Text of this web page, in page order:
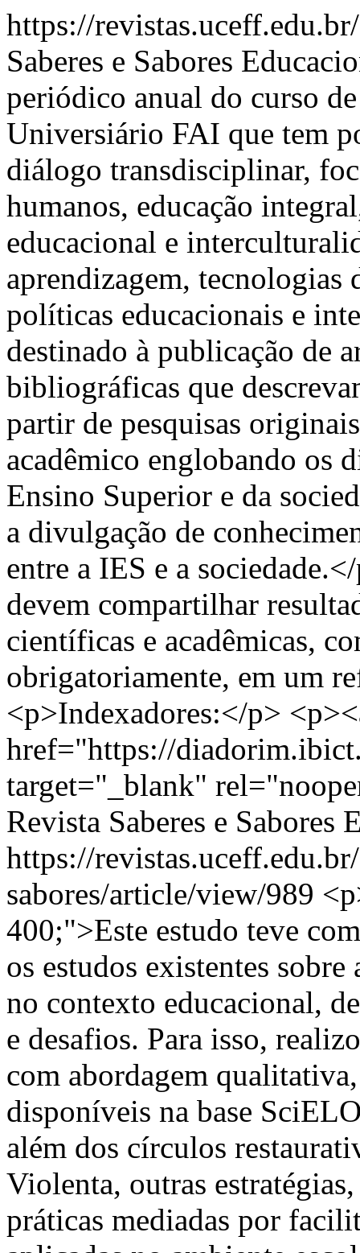
https://
Saberes e Sabores
periódico anual do curso
Universiário FAI que tem
diálogo transdisciplinar,
humanos, educação
educacional e
aprendizagem, tecnologias
políticas educacionais e
destinado à publicação de
bibliográficas que
partir de pesquisas
acadêmico englobando os
Ensino Superior e da
a divulgação de
entre a IES e a
devem compartilhar
científicas e acadêmicas,
obrigatoriamente, em um
<p>Indexadores:</p>
href="https://
target="_blank"
Revista Saberes e Sabores
https://
sabores/article/view/989
400;">Este estudo teve
os estudos existentes
no contexto educacional,
e desafios. Para isso,
com abordagem
disponíveis na base
além dos círculos
Violenta, outras
práticas mediadas por